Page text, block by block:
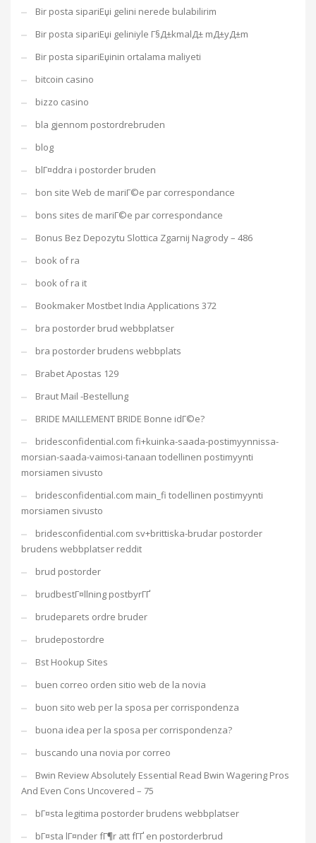
Bir posta sipariЕџi gelini nerede bulabilirim
Bir posta sipariЕџi geliniyle Г§Д±kmalД± mД±yД±m
Bir posta sipariЕџinin ortalama maliyeti
bitcoin casino
bizzo casino
bla gjennom postordrebruden
blog
blГ¤ddra i postorder bruden
bon site Web de mariГ©e par correspondance
bons sites de mariГ©e par correspondance
Bonus Bez Depozytu Slottica Zgarnij Nagrody – 486
book of ra
book of ra it
Bookmaker Mostbet India Applications 372
bra postorder brud webbplatser
bra postorder brudens webbplats
Brabet Apostas 129
Braut Mail -Bestellung
BRIDE MAILLEMENT BRIDE Bonne idГ©e?
bridesconfidential.com fi+kuinka-saada-postimyynnissa-
morsian-saada-vaimosi-tanaan todellinen postimyynti
morsiamen sivusto
bridesconfidential.com main_fi todellinen postimyynti
morsiamen sivusto
bridesconfidential.com sv+brittiska-brudar postorder
brudens webbplatser reddit
brud postorder
brudbestГ¤llning postbyrГҐ
brudeparets ordre bruder
brudepostordre
Bst Hookup Sites
buen correo orden sitio web de la novia
buon sito web per la sposa per corrispondenza
buona idea per la sposa per corrispondenza?
buscando una novia por correo
Bwin Review Absolutely Essential Read Bwin Wagering Pros
And Even Cons Uncovered – 75
bГ¤sta legitima postorder brudens webbplatser
bГ¤sta lГ¤nder fГ¶r att fГҐ en postorderbrud